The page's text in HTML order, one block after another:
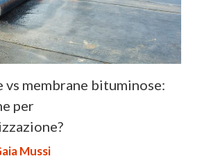
vs membrane bituminose:
per
Mussi